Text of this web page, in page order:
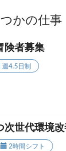
かの仕事
険者募集
週4.5日制
世代環境
2時間シフト